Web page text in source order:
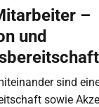
–
und
sind
sowie